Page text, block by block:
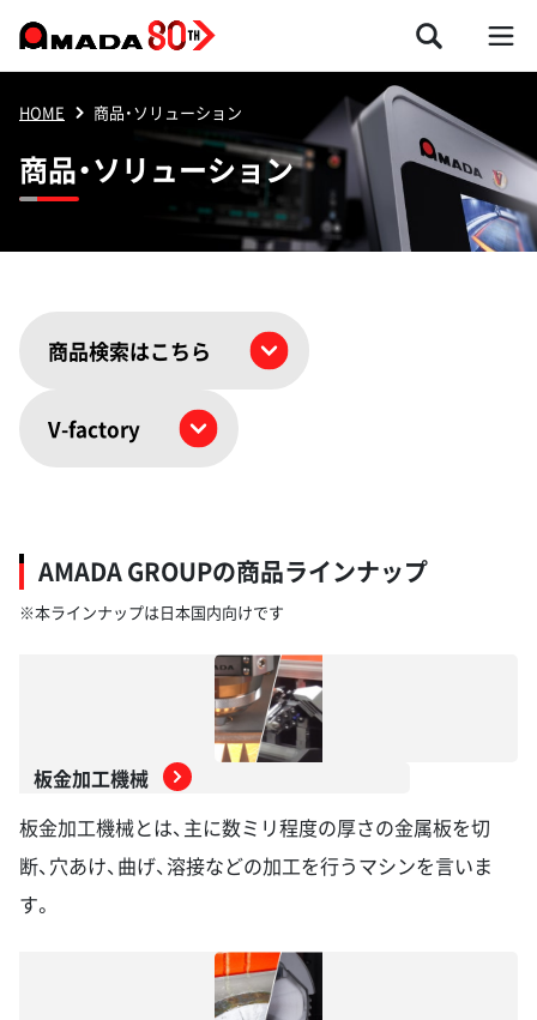
HOME 商品・ソリューション
商品・ソリューション
商品検索はこちら
V-factory
AMADA GROUPの商品ラインナップ
※本ラインナップは日本国内向けです
板金加工機械
板金加工機械とは、主に数ミリ程度の厚さの金属板を切
断、穴あけ、曲げ、溶接などの加工を行うマシンを言いま
す。